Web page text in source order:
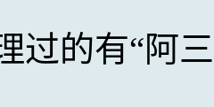
过的有“阿